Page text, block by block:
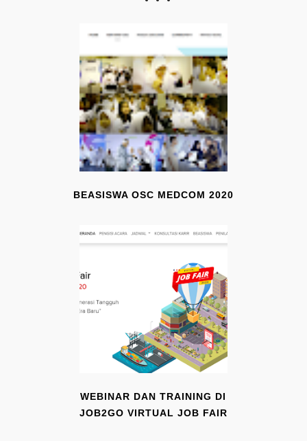
BEASISWA OSC MEDCOM 2020
WEBINAR DAN TRAINING DI
JOB2GO VIRTUAL JOB FAIR